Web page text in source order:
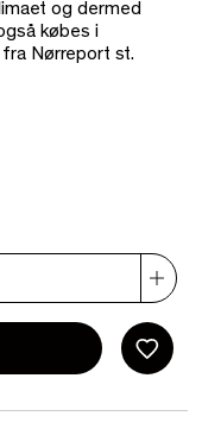
og dermed
købes i
fra Nørreport st.